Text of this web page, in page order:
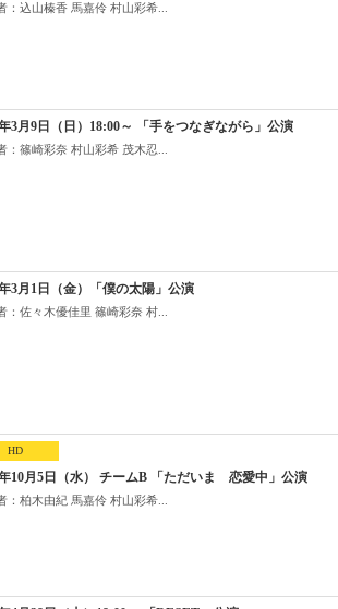
：込山榛香 馬嘉伶 村山彩希...
3月9日（日）18:00～ 「手をつなぎながら」公演
：篠崎彩奈 村山彩希 茂木忍...
3月1日（金）「僕の太陽」公演
：佐々木優佳里 篠崎彩奈 村...
HD
10月5日（水） チームB 「ただいま 恋愛中」公演
：柏木由紀 馬嘉伶 村山彩希...